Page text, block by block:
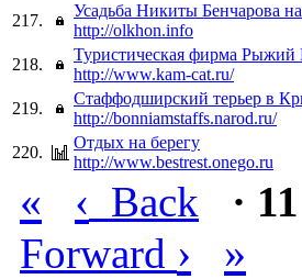
217.
Усадьба Никиты Бенчарова
http://olkhon.info
218.
Туристическая фирма
http://www.kam-cat.ru/
219.
Стаффодширский терьер в
http://bonniamstaffs.narod.ru/
220.
Отдых на берегу
http://www.bestrest.onego.ru
« ‹ Back ·
Forward › »